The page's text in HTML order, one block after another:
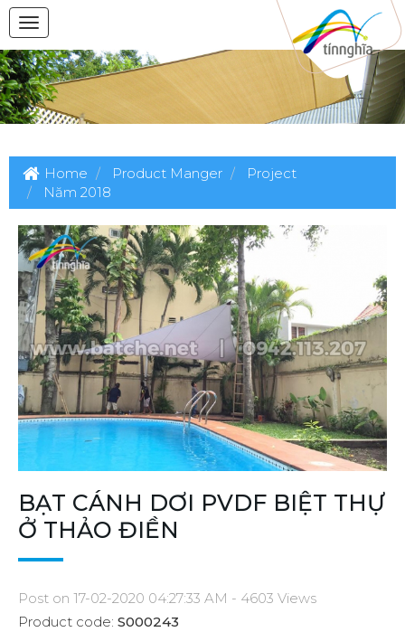
Home Product Manger
Project
Năm 2018
BẠT CÁNH DƠI PVDF BIỆT THỰ
Ở THẢO ĐIỀN
Post on 17-02-2020 04:27:33 AM - 4603 Views
Product code: S000243